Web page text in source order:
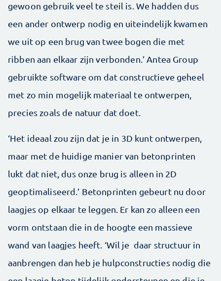
gewoon gebruik veel te steil is. We hadden dus
een ander ontwerp nodig en uiteindelijk kwamen
we uit op een brug van twee bogen die met
ribben aan elkaar zijn verbonden.’ Antea Group
gebruikte software om dat constructieve geheel
met zo min mogelijk materiaal te ontwerpen,
precies zoals de natuur dat doet.
‘Het ideaal zou zijn dat je in 3D kunt ontwerpen,
maar met de huidige manier van betonprinten
lukt dat niet, dus onze brug is alleen in 2D
geoptimaliseerd.’ Betonprinten gebeurt nu door
laagjes op elkaar te leggen. Er kan zo alleen een
vorm ontstaan die in de hoogte een massieve
wand van laagjes heeft. ‘Wil je daar structuur in
aanbrengen dan heb je hulpconstructies nodig die